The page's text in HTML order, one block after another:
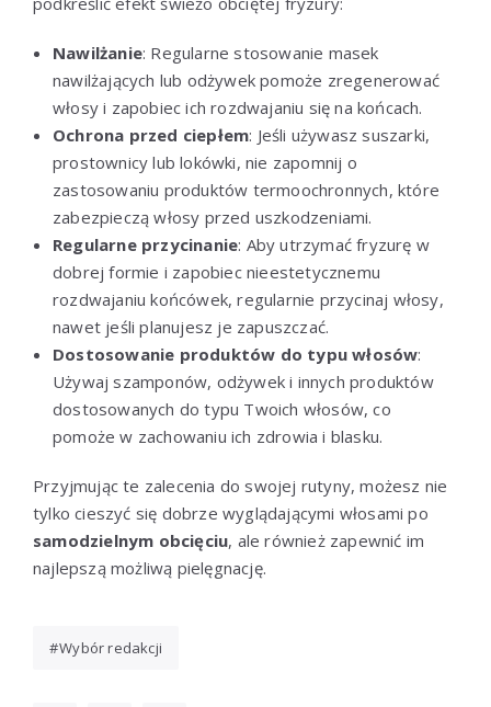
Nawilżanie: Regularne stosowanie masek
nawilżających lub odżywek pomoże zregenerować
włosy i zapobiec ich rozdwajaniu się na końcach.
Ochrona przed ciepłem: Jeśli używasz suszarki,
prostownicy lub lokówki, nie zapomnij o
zastosowaniu produktów termoochronnych, które
zabezpieczą włosy przed uszkodzeniami.
Regularne przycinanie: Aby utrzymać fryzurę w
dobrej formie i zapobiec nieestetycznemu
rozdwajaniu końcówek, regularnie przycinaj włosy,
nawet jeśli planujesz je zapuszczać.
Dostosowanie produktów do typu włosów:
Używaj szamponów, odżywek i innych produktów
dostosowanych do typu Twoich włosów, co
pomoże w zachowaniu ich zdrowia i blasku.
Przyjmując te zalecenia do swojej rutyny, możesz nie
tylko cieszyć się dobrze wyglądającymi włosami po
samodzielnym obcięciu, ale również zapewnić im
najlepszą możliwą pielęgnację.
Wybór redakcji